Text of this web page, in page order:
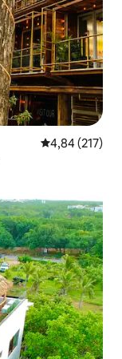
4,84 de uma
4,84 (217)